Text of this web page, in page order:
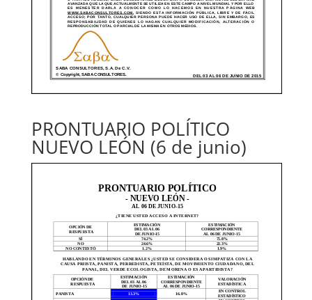
PRONTUARIO POLÍTICO
NUEVO LEÓN (6 de junio)